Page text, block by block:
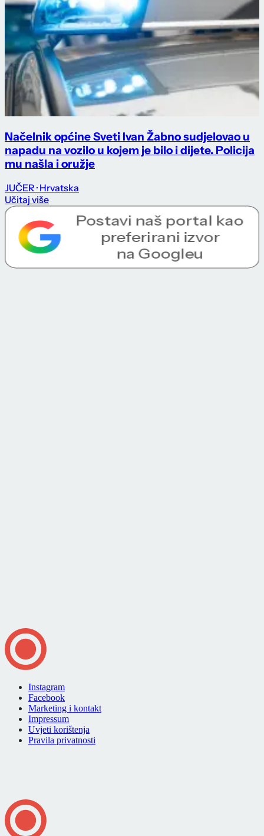
Načelnik općine Sveti Ivan Žabno sudjelovao u
napadu na vozilo u kojem je bilo i dijete. Policija
mu našla i oružje
JUČER · Hrvatska
Učitaj više
Instagram
Facebook
Marketing i kontakt
Impressum
Uvjeti korištenja
Pravila privatnosti